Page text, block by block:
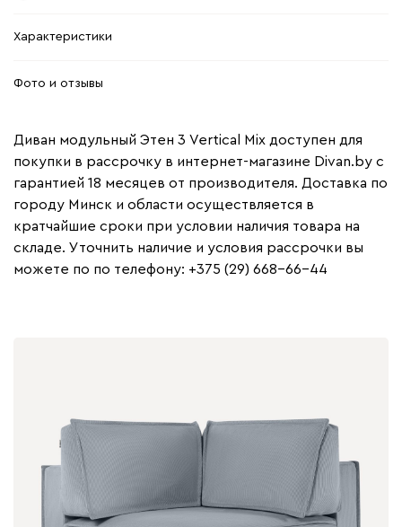
Характеристики
Фото и отзывы
Диван модульный Этен 3 Vertical Mix доступен для
покупки в рассрочку в интернет-магазине Divan.by с
гарантией 18 месяцев от производителя. Доставка по
городу Минск и области осуществляется в
кратчайшие сроки при условии наличия товара на
складе. Уточнить наличие и условия рассрочки вы
можете по по телефону: +375 (29) 668-66-44